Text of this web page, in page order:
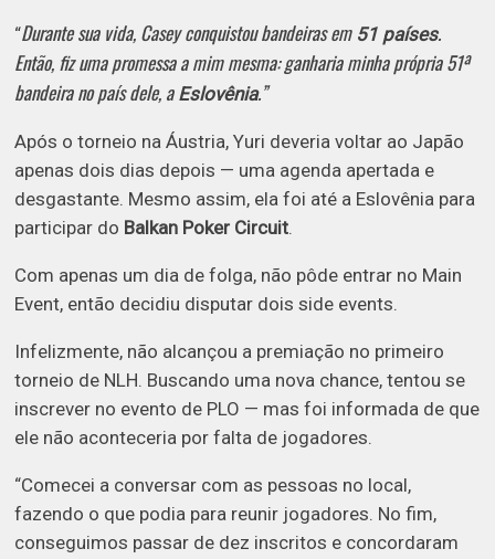
“Durante sua vida, Casey conquistou bandeiras em 51 países.
Então, fiz uma promessa a mim mesma: ganharia minha própria 51ª
bandeira no país dele, a Eslovênia.”
Após o torneio na Áustria, Yuri deveria voltar ao Japão
apenas dois dias depois — uma agenda apertada e
desgastante. Mesmo assim, ela foi até a Eslovênia para
participar do Balkan Poker Circuit.
Com apenas um dia de folga, não pôde entrar no Main
Event, então decidiu disputar dois side events.
Infelizmente, não alcançou a premiação no primeiro
torneio de NLH. Buscando uma nova chance, tentou se
inscrever no evento de PLO — mas foi informada de que
ele não aconteceria por falta de jogadores.
“Comecei a conversar com as pessoas no local,
fazendo o que podia para reunir jogadores. No fim,
conseguimos passar de dez inscritos e concordaram